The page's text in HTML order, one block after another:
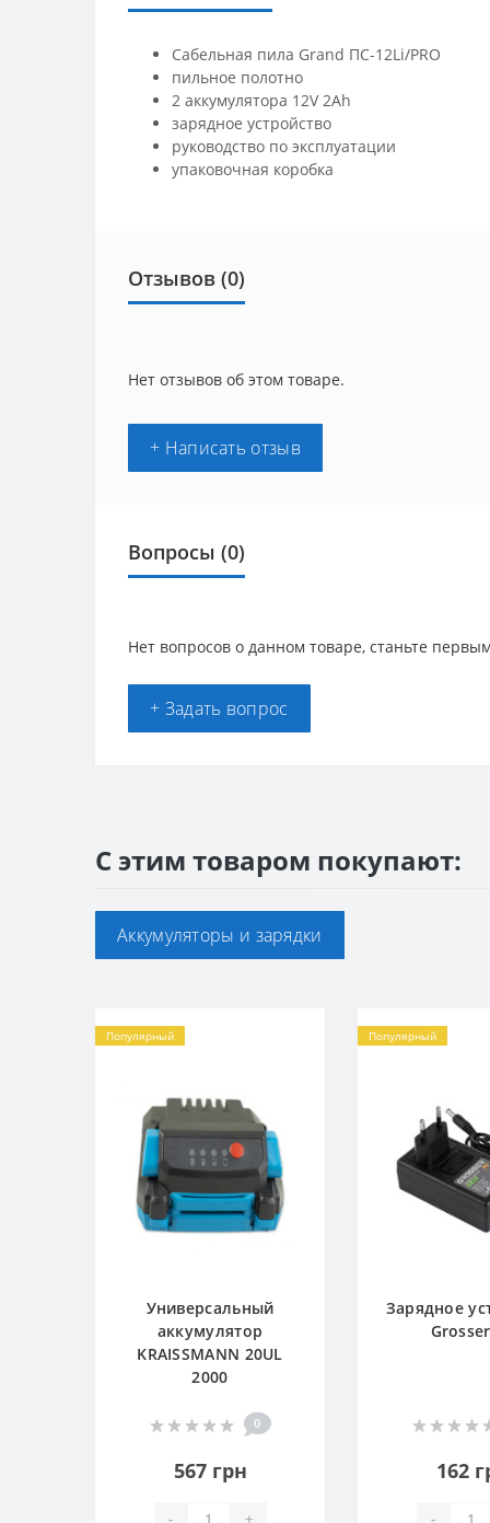
Сабельная пила Grand ПС-12Li/PRO
пильное полотно
2 аккумулятора 12V 2Ah
зарядное устройство
руководство по эксплуатации
упаковочная коробка
Отзывов (0)
Нет отзывов об этом товаре.
+ Написать отзыв
Вопросы (0)
Нет вопросов о данном товаре, станьте
+ Задать вопрос
С этим товаром покупают:
Аккумуляторы и зарядки
Популярный
Универсальный
аккумулятор
KRAISSMANN 20UL
2000
0
567 грн
- +
Популярный
Зарядное
162
-